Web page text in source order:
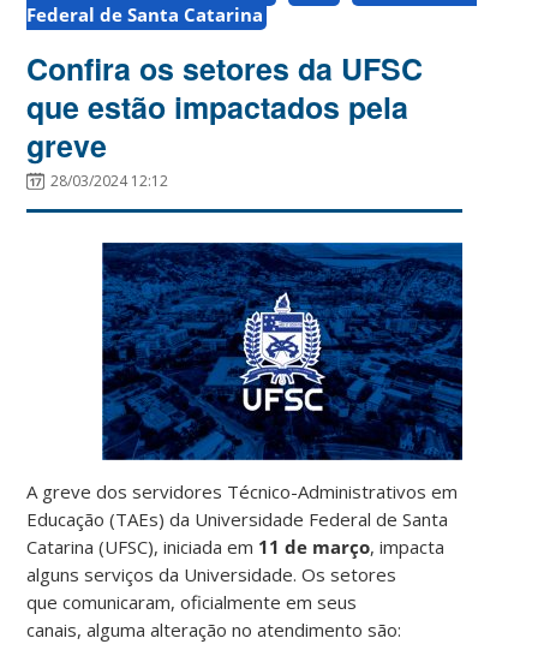
Federal de Santa Catarina
Confira os setores da UFSC
que estão impactados pela
greve
28/03/2024 12:12
A greve dos servidores Técnico-Administrativos em
Educação (TAEs) da Universidade Federal de Santa
Catarina (UFSC), iniciada em 11 de março, impacta
alguns serviços da Universidade.Os setores
que comunicaram, oficialmente em seus
canais, alguma alteração no atendimento são: